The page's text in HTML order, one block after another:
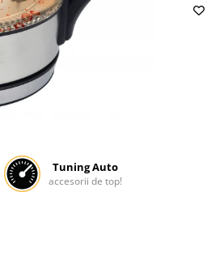
Tuning Auto
accesorii de top!